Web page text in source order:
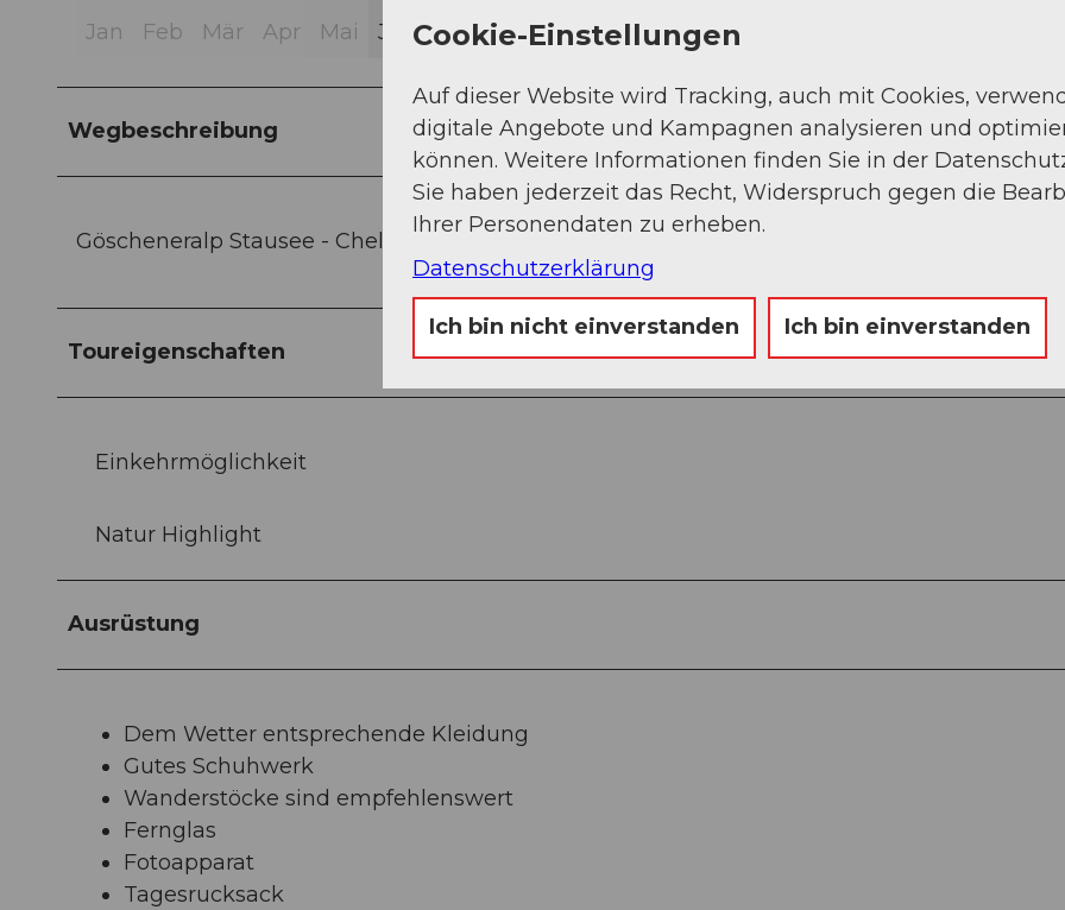
Jan Feb Mär Apr Mai Jun Jul Aug Sep Okt Nov Dez
Wegbeschreibung
Göscheneralp Stausee - Chelenalptal - Chelenalphütte - Chelenalptal - Göscheneralp
Toureigenschaften
Einkehrmöglichkeit
Natur Highlight
Ausrüstung
Dem Wetter entsprechende Kleidung
Gutes Schuhwerk
Wanderstöcke sind empfehlenswert
Fernglas
Fotoapparat
Tagesrucksack
Cookie-Einstellungen
Auf dieser Website wird Tracking, auch mit Cookies,
digitale Angebote und Kampagnen analysieren und
können. Weitere Informationen finden Sie in der
Sie haben jederzeit das Recht, Widerspruch gegen die
Ihrer Personendaten zu erheben.
Datenschutzerklärung
Ich bin nicht einverstanden Ich bin einverstanden